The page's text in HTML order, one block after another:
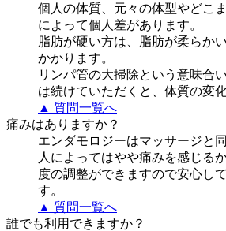
個人の体質、元々の体型やどこ
によって個人差があります。
脂肪が硬い方は、脂肪が柔らか
かかります。
リンパ管の大掃除という意味合
は続けていただくと、体質の変
▲ 質問一覧へ
痛みはありますか？
エンダモロジーはマッサージと
人によってはやや痛みを感じる
度の調整ができますので安心し
す。
▲ 質問一覧へ
誰でも利用できますか？